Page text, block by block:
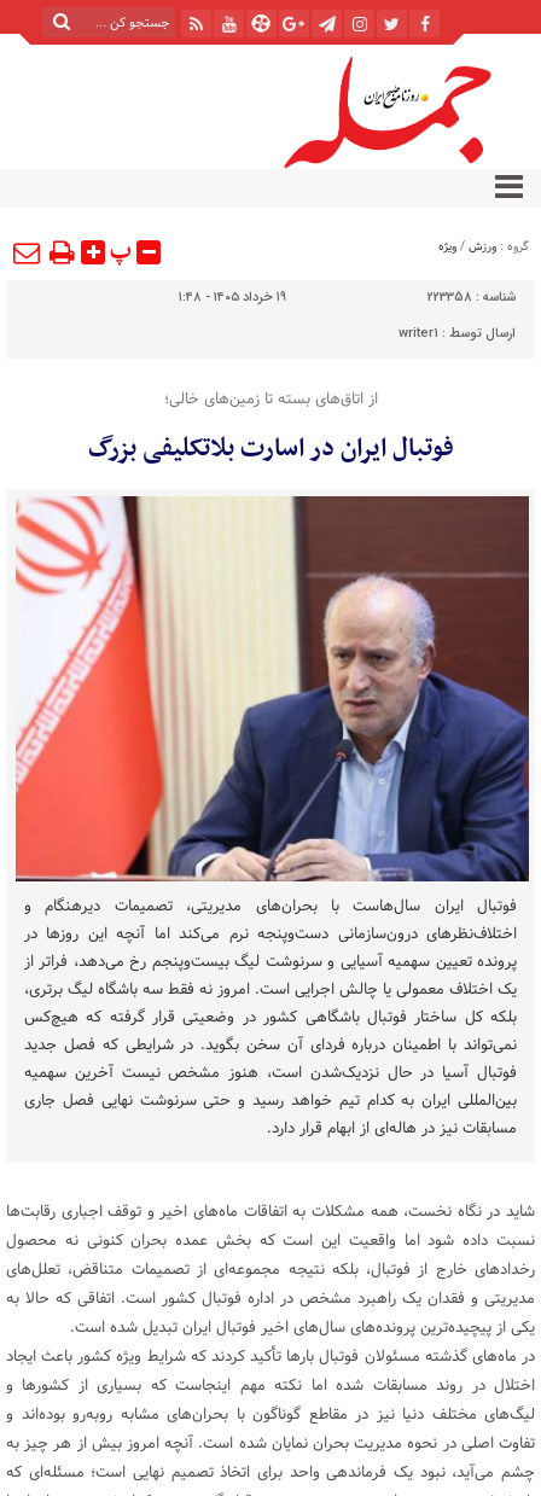
گروه : ورزش/ویژه پ
شناسه : 223358
۱۹ خرداد ۱۴۰۵ - ۱:۴۸
ارسال توسط : writer1
از اتاق‌های بسته تا زمین‌های خالی؛
فوتبال ایران در اسارت بلاتکلیفی بزرگ
فوتبال ایران سال‌هاست با بحران‌های مدیریتی، تصمیمات دیرهنگام و
اختلاف‌نظرهای درون‌سازمانی دست‌وپنجه نرم می‌کند اما آنچه این روزها در
پرونده تعیین سهمیه آسیایی و سرنوشت لیگ بیست‌وپنجم رخ می‌دهد، فراتر از
یک اختلاف معمولی یا چالش اجرایی است. امروز نه فقط سه باشگاه لیگ برتری،
بلکه کل ساختار فوتبال باشگاهی کشور در وضعیتی قرار گرفته که هیچ‌کس
نمی‌تواند با اطمینان درباره فردای آن سخن بگوید. در شرایطی که فصل جدید
فوتبال آسیا در حال نزدیک‌شدن است، هنوز مشخص نیست آخرین سهمیه
بین‌المللی ایران به کدام تیم خواهد رسید و حتی سرنوشت نهایی فصل جاری
مسابقات نیز در هاله‌ای از ابهام قرار دارد.
شاید در نگاه نخست، همه مشکلات به اتفاقات ماه‌های اخیر و توقف اجباری رقابت‌ها
نسبت داده شود اما واقعیت این است که بخش عمده بحران کنونی نه محصول
رخدادهای خارج از فوتبال، بلکه نتیجه مجموعه‌ای از تصمیمات متناقض، تعلل‌های
مدیریتی و فقدان یک راهبرد مشخص در اداره فوتبال کشور است. اتفاقی که حالا به
یکی از پیچیده‌ترین پرونده‌های سال‌های اخیر فوتبال ایران تبدیل شده است.
در ماه‌های گذشته مسئولان فوتبال بارها تأکید کردند که شرایط ویژه کشور باعث ایجاد
اختلال در روند مسابقات شده اما نکته مهم اینجاست که بسیاری از کشورها و
لیگ‌های مختلف دنیا نیز در مقاطع گوناگون با بحران‌های مشابه روبه‌رو بوده‌اند و
تفاوت اصلی در نحوه مدیریت بحران نمایان شده است. آنچه امروز بیش از هر چیز به
چشم می‌آید، نبود یک فرماندهی واحد برای اتخاذ تصمیم نهایی است؛ مسئله‌ای که